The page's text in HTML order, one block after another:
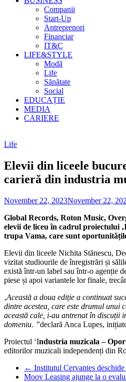
Companii
Start-Up
Antreprenori
Financiar
IT&C
LIFE&STYLE
Modă
Life
Sănătate
Social
EDUCAȚIE
MEDIA
CARIERE
Life
Elevii din liceele
carieră din industria
November 22, 2023November 22,
Global Records, Roton Music,
elevii de liceu în cadrul proiectului
trupa Vama, care sunt
Elevii din liceele Nichita Stănescu,
vizitat studiourile de înregistrări și
există într-un label sau într-o agenție
piese și apoi variantele lor finale,
‚Această a doua ediție a continuat
dintre acestea, care este drumul unui
această cale, i-au antrenat în discuții
domeniu. ”declară Anca Lupes,
Proiectul ‘Industria muzicala –
editorilor muzicali independenți din
← Institutul Cervantes
Moov Leasing ajunge la o